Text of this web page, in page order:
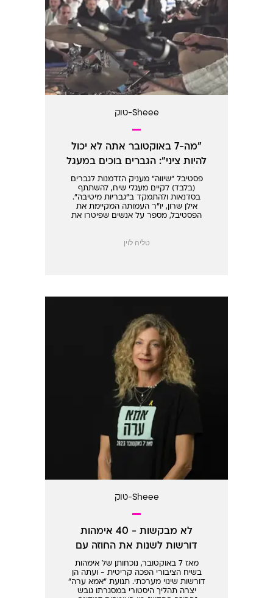
Sheee-טוק
"מה-7 באוקטובר אתה לא יכול
להיות ציני": הגברים בוכים במעגל
פסטיבל "שיווה" מעניק הזדמנות לגברים
(בלבד) לקיים מעגלי שיח, להשתתף
בסדנאות ולהתמקד ב"גבריות מיטיבה".
אילן שרון, יו"ר העמותה המקיימת את
הפסטיבל, מספר על אנשים שפיטרו את
לנשים אסורה
טליה לוין
Sheee-טוק
לא מבקשות - 40 אימהות
דורשות לשנות את החוזה עם
המדינה
מאז 7 באוקטובר, נוכחותן של אימהות
בשיח הציבורי הפכה קריטית - ועתה הן
דורשות שינוי מערכתי. תנועת "אמא ערה"
יצרה תהליך היסטורי במסגרתו גובש